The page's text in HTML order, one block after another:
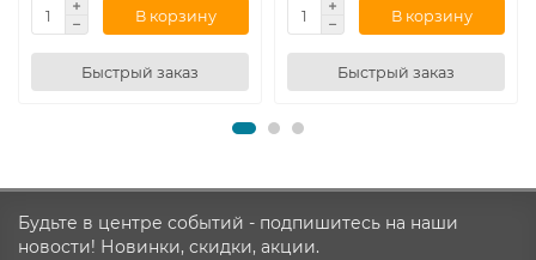
В корзину
Быстрый заказ
В корзину
Быстрый заказ
Будьте в центре событий - подпишитесь на наши
новости! Новинки, скидки, акции.